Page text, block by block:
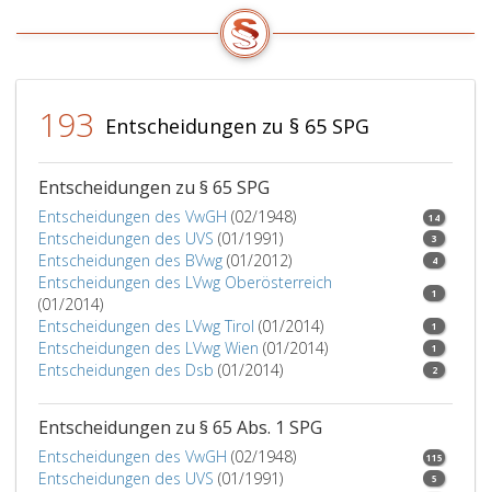
ermitteln
und
zusammen
verarbeiten.
193 Entscheidungen zu § 65 SPG
Entscheidungen zu § 65 SPG
Entscheidungen des VwGH (02/1948) 14
Entscheidungen des UVS (01/1991) 3
Entscheidungen des BVwg (01/2012) 4
Entscheidungen des LVwg Oberösterreich
(01/2014)
1
Entscheidungen des LVwg Tirol (01/2014) 1
Entscheidungen des LVwg Wien (01/2014) 1
Entscheidungen des Dsb (01/2014) 2
Entscheidungen zu § 65 Abs. 1 SPG
Entscheidungen des VwGH (02/1948) 115
Entscheidungen des UVS (01/1991) 5